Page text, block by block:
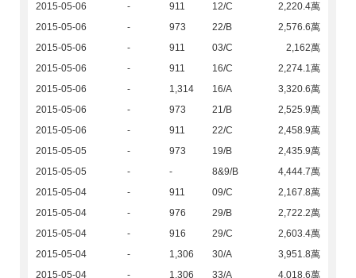
2015-05-06
- 911 12/C
2,220.4萬
2015-05-06
- 973 22/B
2,576.6萬
2015-05-06
- 911 03/C
2,162萬
2015-05-06
- 911 16/C
2,274.1萬
2015-05-06
- 1,314 16/A
3,320.6萬
2015-05-06
- 973 21/B
2,525.9萬
2015-05-06
- 911 22/C
2,458.9萬
2015-05-05
- 973 19/B
2,435.9萬
2015-05-05
- - 8&9/B
4,444.7萬
2015-05-04
- 911 09/C
2,167.8萬
2015-05-04
- 976 29/B
2,722.2萬
2015-05-04
- 916 29/C
2,603.4萬
2015-05-04
- 1,306 30/A
3,951.8萬
2015-05-04
- 1,306 33/A
4,018.6萬